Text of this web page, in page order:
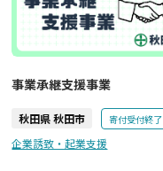
事業承継支援事業
秋田県 秋田市 寄付受付終了
企業誘致・起業支援